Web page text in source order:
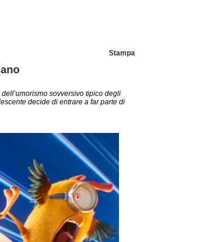
Stampa
sovversivo tipico degli
decide di entrare a far parte di